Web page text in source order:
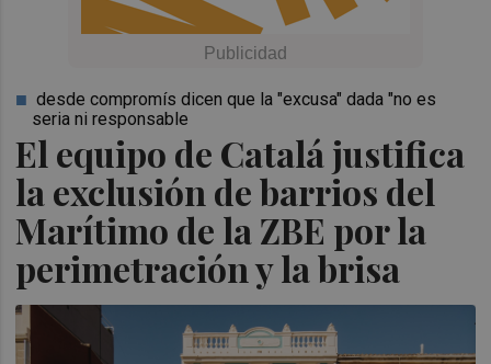
El equipo de Catalá justifica
la exclusión de barrios del
Marítimo de la ZBE por la
perimetración y la brisa
desde compromís dicen que la "excusa" dada "no es
seria ni responsable